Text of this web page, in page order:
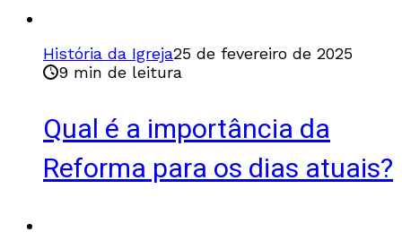
História da Igreja25 de fevereiro de 2025
9 min de leitura
Qual é a importância da
Reforma para os dias atuais?